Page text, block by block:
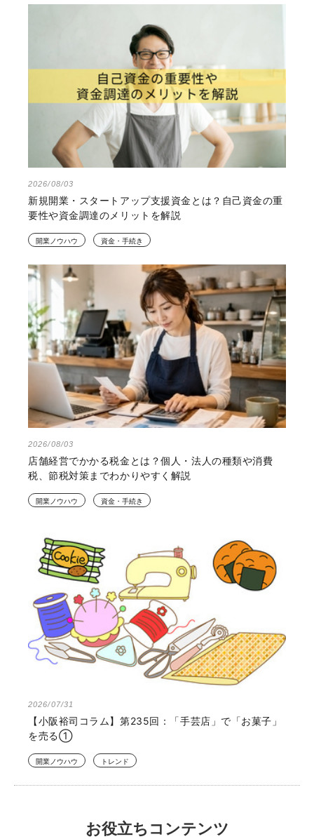
2026/08/03
新規開業・スタートアップ支援資金とは？自己資金の重
要性や資金調達のメリットを解説
開業ノウハウ 資金・手続き
2026/08/03
店舗経営でかかる税金とは？個人・法人の種類や消費
税、節税対策までわかりやすく解説
開業ノウハウ 資金・手続き
2026/07/31
【小阪裕司コラム】第235回：「手芸店」で「お菓子」
を売る①
開業ノウハウ トレンド
お役立ちコンテンツ